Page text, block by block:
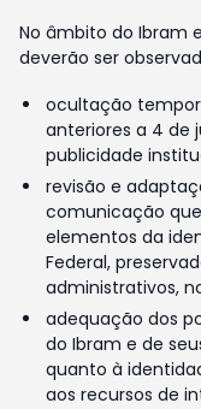
No âmbito do Ibram
deverão ser
ocultação
anteriores a 4 de
publicidade
revisão e
comunicação
elementos da
Federal,
administrativos,
adequação dos
do Ibram e de
quanto à
aos recursos de